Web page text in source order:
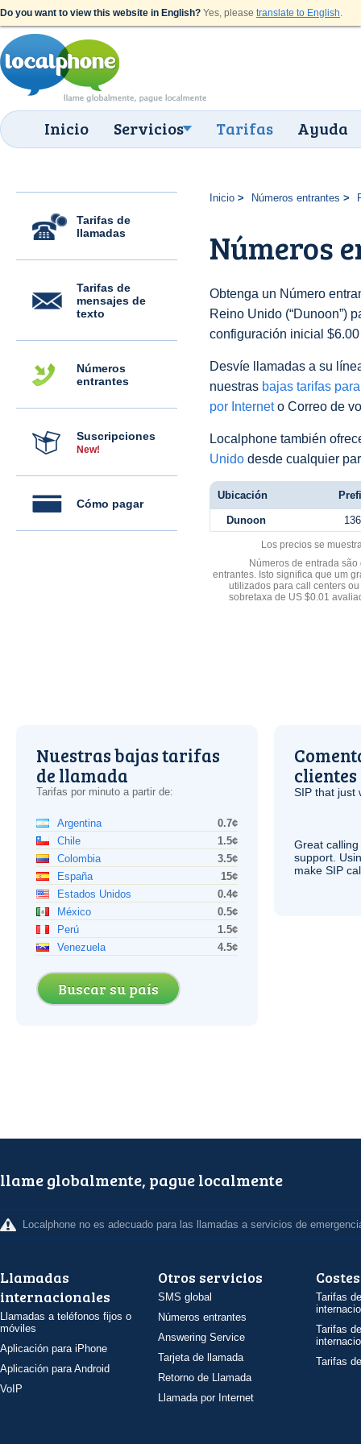
Do you want to view this website in English? Yes, please translate to English.
Inicio Servicios Tarifas Ayuda
Tarifas de
llamadas
Tarifas de
mensajes de
texto
Números
entrantes
Suscripciones
New!
Cómo pagar
Inicio Números entrantes
Números
Obtenga un Número
Reino Unido (“Dunoon”)
configuración inicial
Desvíe llamadas a su
nuestras bajas tarifas
por Interneto Correo de
Localphone también
Unido desde cualquier
Ubicación
Dunoon
Los precios se
Números de entrada
entrantes. Isto significa que um
utilizados para call centers
sobretaxa de US $0.01
Nuestras bajas tarifas
de llamada
Tarifas por minuto a partir de:
Argentina
0.7¢
Chile
1.5¢
Colombia
3.5¢
España
15¢
Estados Unidos
0.4¢
México
0.5¢
Perú
1.5¢
Venezuela
4.5¢
Buscar su país
clientes
SIP that just
Great
support.
make SIP
llame globalmente, pague localmente
Localphone no es adecuado para las llamadas a servicios de
Llamadas
internacionales
Llamadas a teléfonos fijos o
móviles
Aplicación para iPhone
Aplicación para Android
VoIP
Otros servicios
SMS global
Números entrantes
Answering Service
Tarjeta de llamada
Retorno de Llamada
Llamada por Internet
Costes
Tarifas
Tarifas
Tarifas